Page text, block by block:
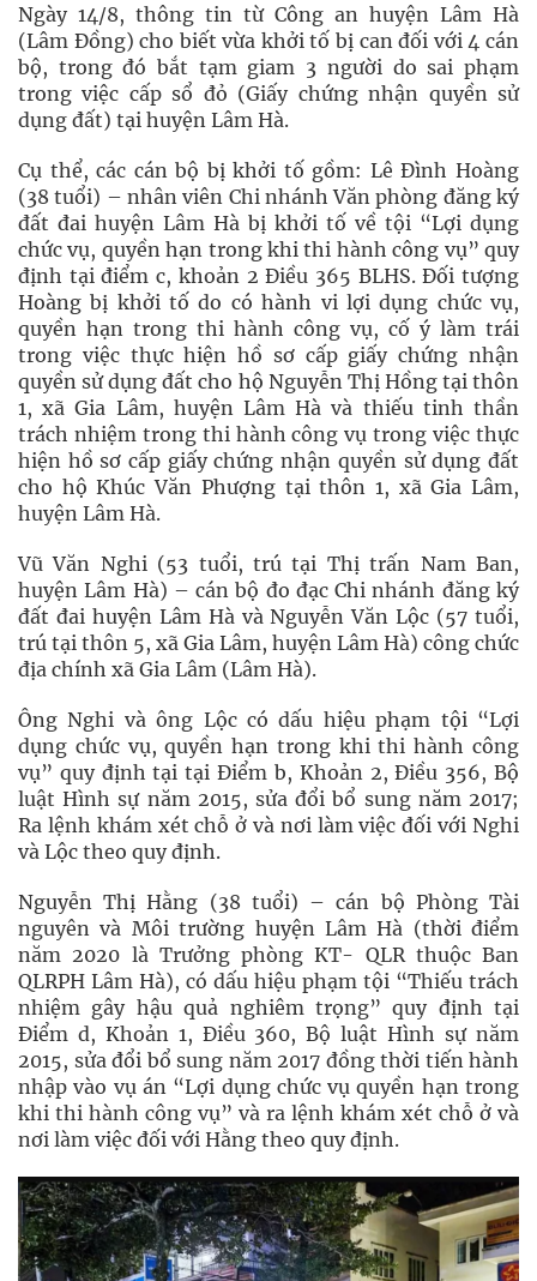
Ngày 14/8, thông tin từ Công an huyện Lâm Hà
(Lâm Đồng) cho biết vừa khởi tố bị can đối với 4 cán
bộ, trong đó bắt tạm giam 3 người do sai phạm
trong việc cấp sổ đỏ (Giấy chứng nhận quyền sử
dụng đất) tại huyện Lâm Hà.
Cụ thể, các cán bộ bị khởi tố gồm: Lê Đình Hoàng
(38 tuổi) – nhân viên Chi nhánh Văn phòng đăng ký
đất đai huyện Lâm Hà bị khởi tố về tội “Lợi dụng
chức vụ, quyền hạn trong khi thi hành công vụ” quy
định tại điểm c, khoản 2 Điều 365 BLHS. Đối tượng
Hoàng bị khởi tố do có hành vi lợi dụng chức vụ,
quyền hạn trong thi hành công vụ, cố ý làm trái
trong việc thực hiện hồ sơ cấp giấy chứng nhận
quyền sử dụng đất cho hộ Nguyễn Thị Hồng tại thôn
1, xã Gia Lâm, huyện Lâm Hà và thiếu tinh thần
trách nhiệm trong thi hành công vụ trong việc thực
hiện hồ sơ cấp giấy chứng nhận quyền sử dụng đất
cho hộ Khúc Văn Phượng tại thôn 1, xã Gia Lâm,
huyện Lâm Hà.
Vũ Văn Nghi (53 tuổi, trú tại Thị trấn Nam Ban,
huyện Lâm Hà) – cán bộ đo đạc Chi nhánh đăng ký
đất đai huyện Lâm Hà và Nguyễn Văn Lộc (57 tuổi,
trú tại thôn 5, xã Gia Lâm, huyện Lâm Hà) công chức
địa chính xã Gia Lâm (Lâm Hà).
Ông Nghi và ông Lộc có dấu hiệu phạm tội “Lợi
dụng chức vụ, quyền hạn trong khi thi hành công
vụ” quy định tại tại Điểm b, Khoản 2, Điều 356, Bộ
luật Hình sự năm 2015, sửa đổi bổ sung năm 2017;
Ra lệnh khám xét chỗ ở và nơi làm việc đối với Nghi
và Lộc theo quy định.
Nguyễn Thị Hằng (38 tuổi) – cán bộ Phòng Tài
nguyên và Môi trường huyện Lâm Hà (thời điểm
năm 2020 là Trưởng phòng KT- QLR thuộc Ban
QLRPH Lâm Hà), có dấu hiệu phạm tội “Thiếu trách
nhiệm gây hậu quả nghiêm trọng” quy định tại
Điểm d, Khoản 1, Điều 360, Bộ luật Hình sự năm
2015, sửa đổi bổ sung năm 2017 đồng thời tiến hành
nhập vào vụ án “Lợi dụng chức vụ quyền hạn trong
khi thi hành công vụ” và ra lệnh khám xét chỗ ở và
nơi làm việc đối với Hằng theo quy định.